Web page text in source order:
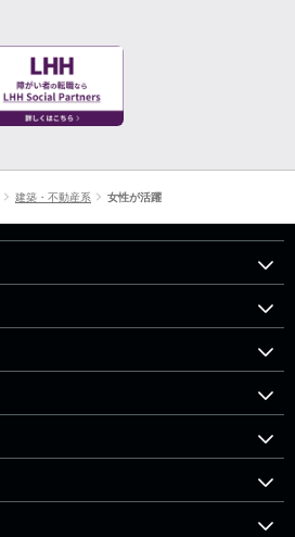
建築・不動産系 女性が活躍